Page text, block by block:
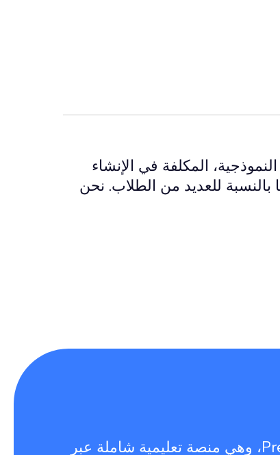
المكلفة في الإنشاء
بالنسبة للعديد من الطلاب. نحن
الحل الذي نقدمه هو Prepspire، وهي منصة تعليمية شاملة عبر